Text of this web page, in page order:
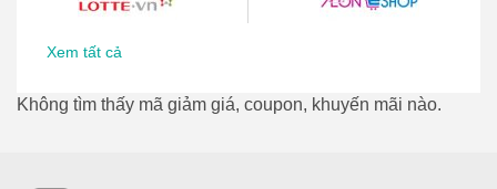
Xem tất cả
Không tìm thấy mã giảm giá, coupon, khuyến mãi nào.